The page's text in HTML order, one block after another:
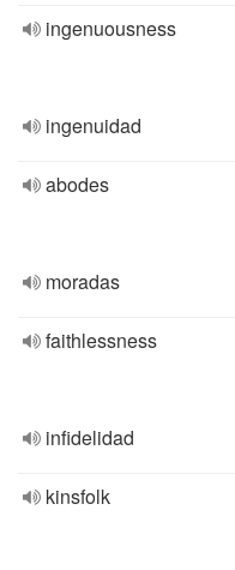
ingenuousness
ingenuidad
abodes
moradas
faithlessness
infidelidad
kinsfolk